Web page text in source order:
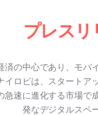
プレスリ
済の中心であり、モバ
イロビは、スタートア
急速に進化する市場で
発なデジタルスペ